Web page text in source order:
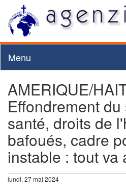
Menu
AMERIQUE/
Effondrement
santé, droits de
bafoués, cadre
instable : tout va
lundi, 27 mai 2024